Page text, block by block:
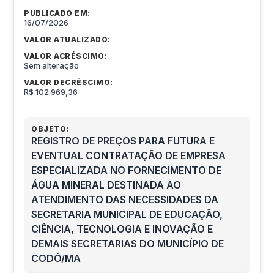
PUBLICADO EM:
16/07/2026
VALOR ATUALIZADO:
VALOR ACRÉSCIMO:
Sem alteração
VALOR DECRÉSCIMO:
R$ 102.969,36
OBJETO:
REGISTRO DE PREÇOS PARA FUTURA E
EVENTUAL CONTRATAÇÃO DE EMPRESA
ESPECIALIZADA NO FORNECIMENTO DE
ÁGUA MINERAL DESTINADA AO
ATENDIMENTO DAS NECESSIDADES DA
SECRETARIA MUNICIPAL DE EDUCAÇÃO,
CIÊNCIA, TECNOLOGIA E INOVAÇÃO E
DEMAIS SECRETARIAS DO MUNICÍPIO DE
CODÓ/MA